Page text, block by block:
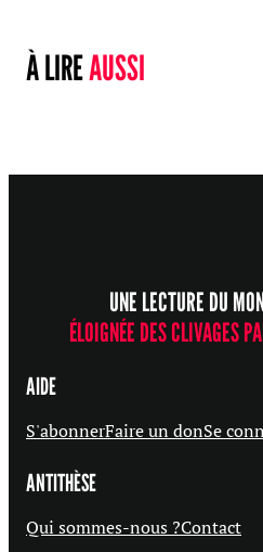
À LIREAUSSI
UNE LECTURE DU
ÉLOIGNÉE DES CLIVAGES
AIDE
S'abonnerFaire un donSe
ANTITHÈSE
Qui sommes-nous ?Contact